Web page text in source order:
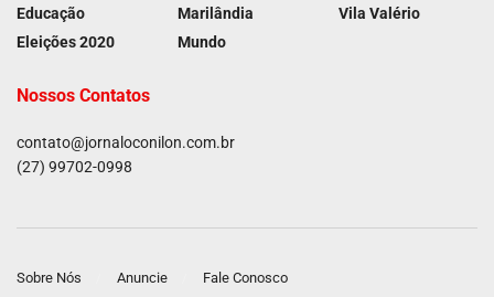
Educação
Eleições 2020
Marilândia
Mundo
Vila Valério
Nossos Contatos
contato@jornaloconilon.com.br
(27) 99702-0998
Sobre Nós Anuncie Fale Conosco